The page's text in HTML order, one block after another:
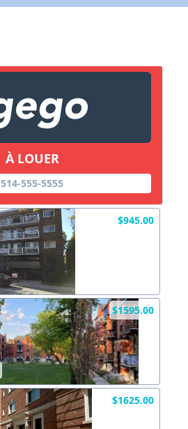
À LOUER
514-555-5555
$945.00
$1595.00
$1625.00
X Fermer Envoyez